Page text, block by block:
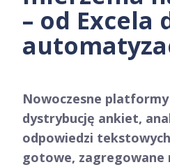
– od Excela
Nowoczesne
dystrybucję ankiet,
odpowiedzi
gotowe,